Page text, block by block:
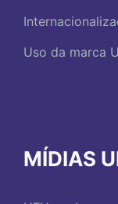
Uso da marca
MÍDIAS